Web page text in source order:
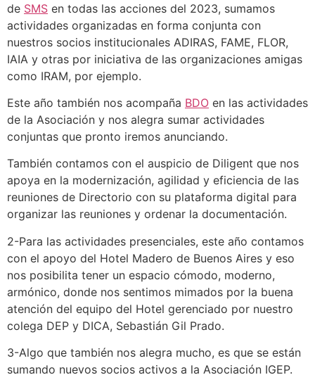
de SMS en todas las acciones del 2023, sumamos
actividades organizadas en forma conjunta con
nuestros socios institucionales ADIRAS, FAME, FLOR,
IAIA y otras por iniciativa de las organizaciones amigas
como IRAM, por ejemplo.
Este año también nos acompaña BDO en las actividades
de la Asociación y nos alegra sumar actividades
conjuntas que pronto iremos anunciando.
También contamos con el auspicio de Diligent que nos
apoya en la modernización, agilidad y eficiencia de las
reuniones de Directorio con su plataforma digital para
organizar las reuniones y ordenar la documentación.
2-Para las actividades presenciales, este año contamos
con el apoyo del Hotel Madero de Buenos Aires y eso
nos posibilita tener un espacio cómodo, moderno,
armónico, donde nos sentimos mimados por la buena
atención del equipo del Hotel gerenciado por nuestro
colega DEP y DICA, Sebastián Gil Prado.
3-Algo que también nos alegra mucho, es que se están
sumando nuevos socios activos a la Asociación IGEP.